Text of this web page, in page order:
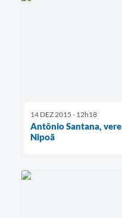
14 DEZ 2015 - 12h18
Antônio Santana,
Nipoã